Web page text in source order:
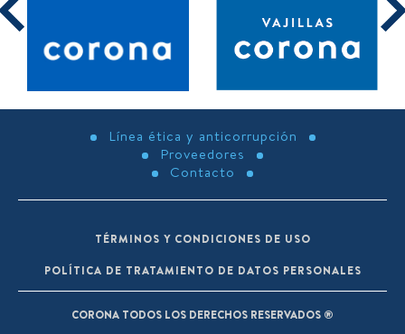
Línea ética y anticorrupción
Proveedores
Contacto
TÉRMINOS Y CONDICIONES DE USO
POLÍTICA DE TRATAMIENTO DE DATOS PERSONALES
CORONA TODOS LOS DERECHOS RESERVADOS ®